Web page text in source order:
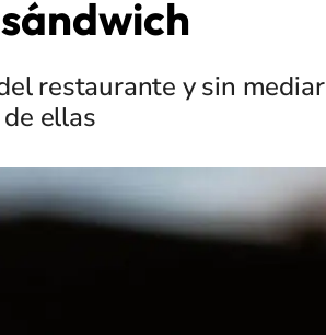
restaurante y sin mediar
ellas